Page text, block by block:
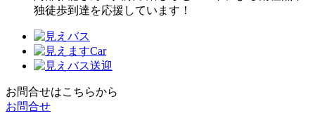
独徒歩到達を応援しています！
お問合せはこちらから
お問合せ